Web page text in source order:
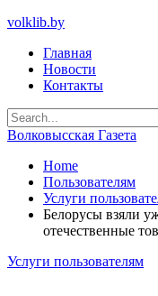
volklib.by
Главная
Новости
Контакты
Волковысская Газета
Home
Пользователям
Услуги
Белорусы взяли
отечественные
Услуги пользователям